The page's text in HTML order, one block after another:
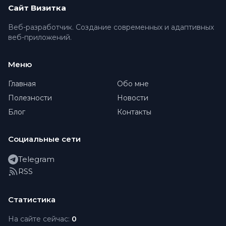
Сайт Визитка
Веб-разработчик. Создание современных и адаптивных
веб-приложений.
Меню
Главная
Обо мне
Полезности
Новости
Блог
Контакты
Социальные сети
Telegram
RSS
Статистика
На сайте сейчас: 0